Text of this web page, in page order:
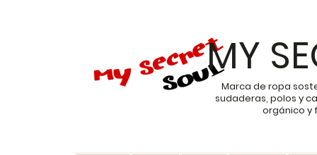
MY
Marca de ropa
sudaderas, polos y
orgánico y